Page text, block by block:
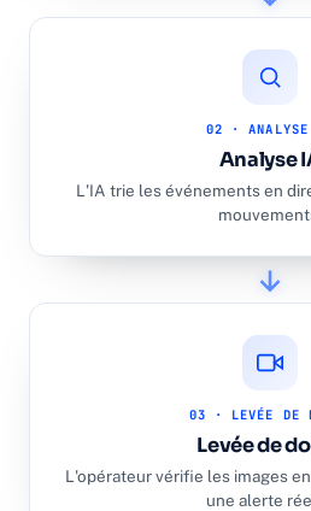
02 ·
Analyse
L'IA trie les événements en
03 · LEVÉE DE
Levée de
L'opérateur vérifie les images
une alerte